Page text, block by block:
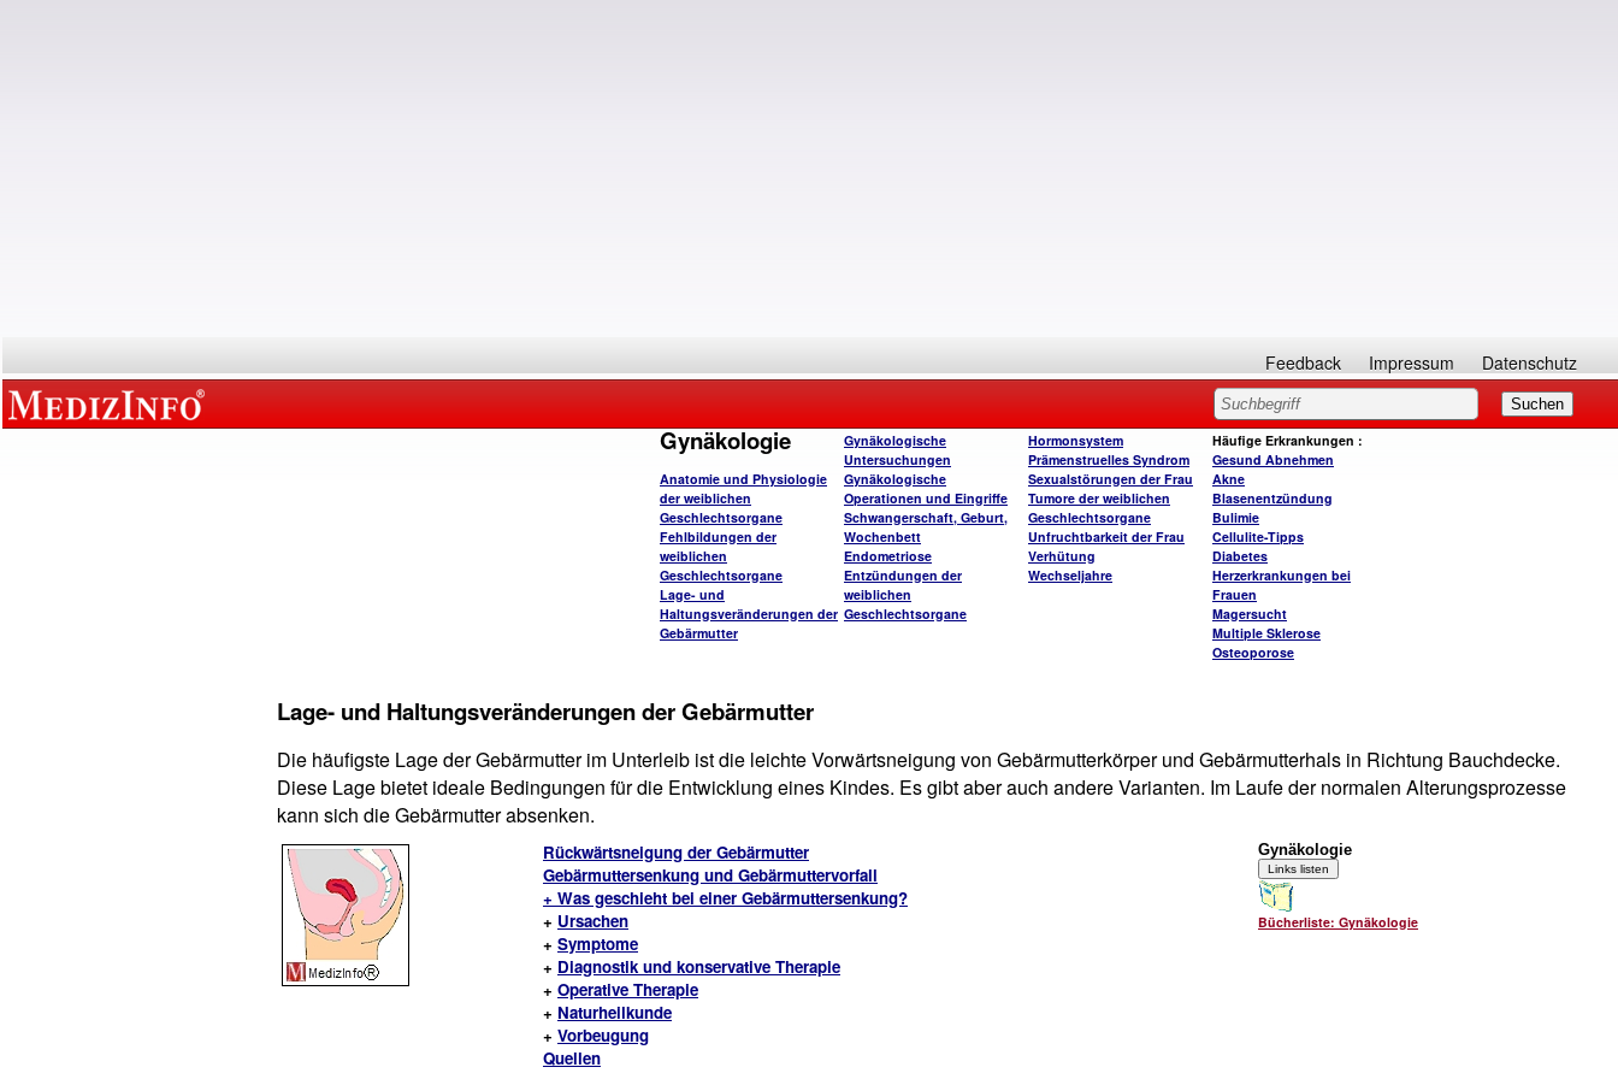
Feedback Impressum Datenschutz
Gynäkologie
Anatomie und Physiologie
der weiblichen
Geschlechtsorgane
Fehlbildungen der
weiblichen
Geschlechtsorgane
Lage- und
Haltungsveränderungen der
Gebärmutter
Gynäkologische
Untersuchungen
Gynäkologische
Operationen und Eingriffe
Schwangerschaft, Geburt,
Wochenbett
Endometriose
Entzündungen der
weiblichen
Geschlechtsorgane
Hormonsystem
Prämenstruelles Syndrom
Sexualstörungen der Frau
Tumore der weiblichen
Geschlechtsorgane
Unfruchtbarkeit der Frau
Verhütung
Wechseljahre
Häufige Erkrankungen :
Gesund Abnehmen
Akne
Blasenentzündung
Bulimie
Cellulite-Tipps
Diabetes
Herzerkrankungen bei
Frauen
Magersucht
Multiple Sklerose
Osteoporose
Lage- und Haltungsveränderungen der Gebärmutter
Die häufigste Lage der Gebärmutter im Unterleib ist die leichte Vorwärtsneigung von Gebärmutterkörper und Gebärmutterhals in Richtung Bauchdecke.
Diese Lage bietet ideale Bedingungen für die Entwicklung eines Kindes. Es gibt aber auch andere Varianten. Im Laufe der normalen Alterungsprozesse
kann sich die Gebärmutter absenken.
Rückwärtsneigung der Gebärmutter
Gebärmuttersenkung und Gebärmuttervorfall
+ Was geschieht bei einer Gebärmuttersenkung?
+ Ursachen
+ Symptome
+ Diagnostik und konservative Therapie
+ Operative Therapie
+ Naturheilkunde
+ Vorbeugung
Quellen
Gynäkologie
Bücherliste: Gynäkologie